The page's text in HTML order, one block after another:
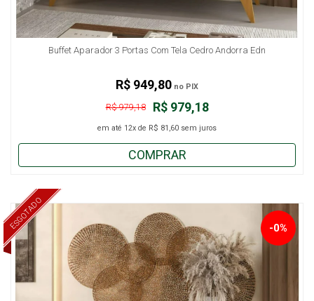
Buffet Aparador 3 Portas Com Tela Cedro Andorra Edn
R$ 979,18
R$ 979,18
em até 12x de R$ 81,60 sem juros
R$ 949,80 no PIX
COMPRAR
ESGOTADO -0%